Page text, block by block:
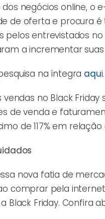
negócios online, o
de oferta e procura
pelos entrevistados
a incrementar
na íntegra aqui.
vendas no Black
de venda e
de 117% em relação
nova fatia de
comprar pela
Black Friday. Confira